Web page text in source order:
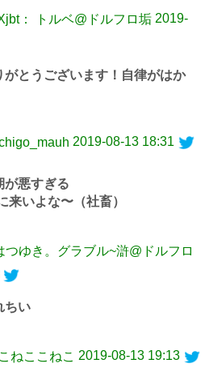
： トルベ@ドルフロ垢 2019-
がとうございます！自律がはか
2019-08-13 18:31
が悪すぎる
来いよな〜（社畜）
つゆき。グラブル~滸@ドルフロ
ちい
ねここねこ 2019-08-13 19:13